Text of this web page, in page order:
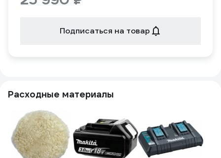
Подписаться на товар
Расходные материалы